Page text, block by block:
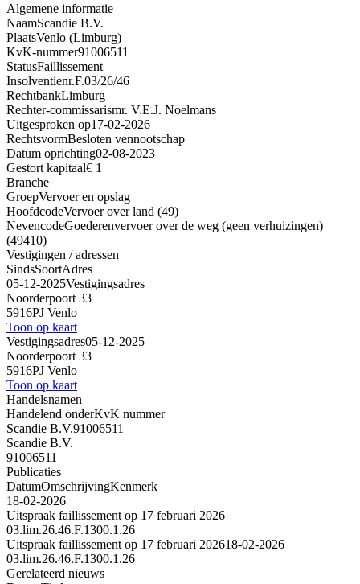
Algemene informatie
NaamScandie B.V.
PlaatsVenlo (Limburg)
KvK-nummer91006511
StatusFaillissement
Insolventienr.F.03/26/46
RechtbankLimburg
Rechter-commissarismr. V.E.J. Noelmans
Uitgesproken op17-02-2026
RechtsvormBesloten vennootschap
Datum oprichting02-08-2023
Gestort kapitaal€ 1
Branche
GroepVervoer en opslag
HoofdcodeVervoer over land (49)
NevencodeGoederenvervoer over de weg (geen verhuizingen)
(49410)
Vestigingen / adressen
SindsSoortAdres
05-12-2025Vestigingsadres
Noorderpoort 33
5916PJ Venlo
Toon op kaart
Vestigingsadres05-12-2025
Noorderpoort 33
5916PJ Venlo
Toon op kaart
Handelsnamen
Handelend onderKvK nummer
Scandie B.V.91006511
Scandie B.V.
91006511
Publicaties
DatumOmschrijvingKenmerk
18-02-2026
Uitspraak faillissement op 17 februari 2026
03.lim.26.46.F.1300.1.26
Uitspraak faillissement op 17 februari 202618-02-2026
03.lim.26.46.F.1300.1.26
Gerelateerd nieuws